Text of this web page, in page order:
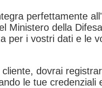
perfettamente
Ministero della
per i vostri dati e le
dovrai
le tue credenziali